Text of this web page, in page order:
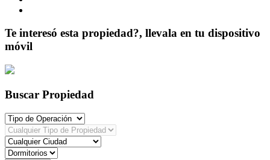
Te interesó esta propiedad?, llevala en tu dispositivo
móvil
Buscar Propiedad